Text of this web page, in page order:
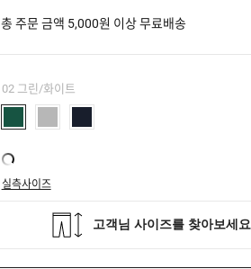
총 주문 금액 5,000원 이상 무료배송
02 그린/화이트
실측사이즈